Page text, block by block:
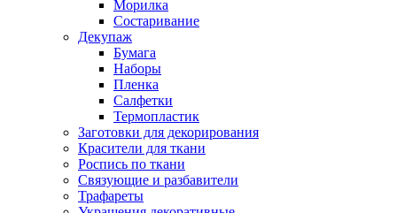
Морилка
Состаривание
Декупаж
Бумага
Наборы
Пленка
Салфетки
Термопластик
Заготовки для декорирования
Красители для ткани
Роспись по ткани
Связующие и разбавители
Трафареты